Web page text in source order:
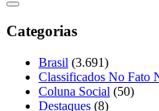
Categorias
Brasil (3.691)
Classificados No Fato
Coluna Social (50)
Destaques (8)